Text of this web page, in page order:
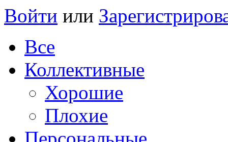
Войти или
Все
Коллективные
Хорошие
Плохие